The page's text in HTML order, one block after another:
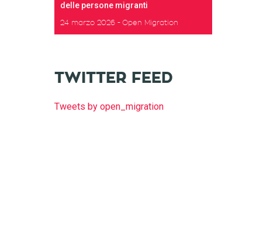
delle persone migranti
24 marzo 2026 Open Migration
TWITTER FEED
Tweets by open_migration